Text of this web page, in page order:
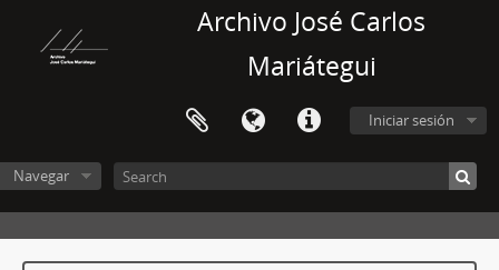
Archivo José Carlos
Mariátegui
Iniciar sesión
Navegar